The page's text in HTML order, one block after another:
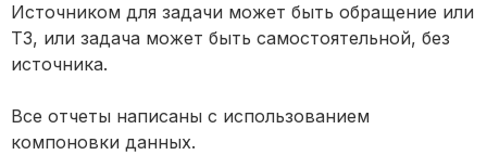
Источником для задачи может быть обращение или
ТЗ, или задача может быть самостоятельной, без
источника.
Все отчеты написаны с использованием
компоновки данных.